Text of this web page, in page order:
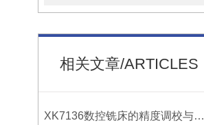
相关文章/ARTICLES
XK7136数控铣床的精度调校与性能优化